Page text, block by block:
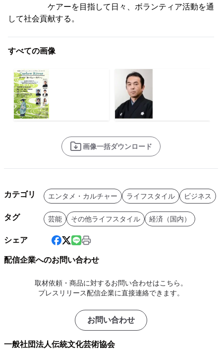
ケアーを目指して日々、ボランティア活動を通
して社会貢献する。
すべての画像
画像一括ダウンロード
カテゴリ エンタメ・カルチャー ライフスタイル ビジネス
タグ 芸能 その他ライフスタイル 経済（国内）
シェア
配信企業へのお問い合わせ
取材依頼・商品に対するお問い合わせはこちら。
プレスリリース配信企業に直接連絡できます。
お問い合わせ
一般社団法人伝統文化芸術協会